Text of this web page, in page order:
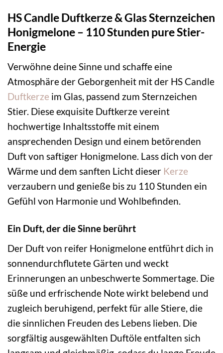
HS Candle Duftkerze & Glas Sternzeichen
Honigmelone – 110 Stunden pure Stier-
Energie
Verwöhne deine Sinne und schaffe eine
Atmosphäre der Geborgenheit mit der HS Candle
Duftkerze im Glas, passend zum Sternzeichen
Stier. Diese exquisite Duftkerze vereint
hochwertige Inhaltsstoffe mit einem
ansprechenden Design und einem betörenden
Duft von saftiger Honigmelone. Lass dich von der
Wärme und dem sanften Licht dieser Kerze
verzaubern und genieße bis zu 110 Stunden ein
Gefühl von Harmonie und Wohlbefinden.
Ein Duft, der die Sinne berührt
Der Duft von reifer Honigmelone entführt dich in
sonnendurchflutete Gärten und weckt
Erinnerungen an unbeschwerte Sommertage. Die
süße und erfrischende Note wirkt belebend und
zugleich beruhigend, perfekt für alle Stiere, die
die sinnlichen Freuden des Lebens lieben. Die
sorgfältig ausgewählten Duftöle entfalten sich